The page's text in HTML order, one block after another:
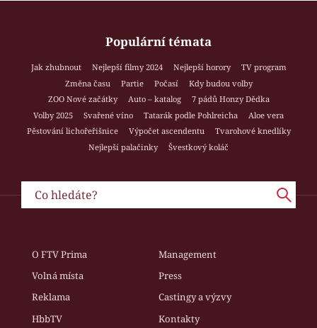
Populární témata
Jak zhubnout Nejlepší filmy 2024 Nejlepší horory
TV program
Změna času
Partie Počasí
Kdy budou volby
ZOO Nové začátky
Auto – katalog
7 pádů Honzy Dědka
Volby 2025
Svařené víno Tatarák podle Pohlreicha
Aloe vera
Pěstování lichořeřišnice
Výpočet ascendentu
Tvarohové knedlíky
Nejlepší palačinky
Švestkový koláč
O FTV Prima
Management
Volná místa
Press
Reklama
Castingy a výzvy
HbbTV
Kontakty